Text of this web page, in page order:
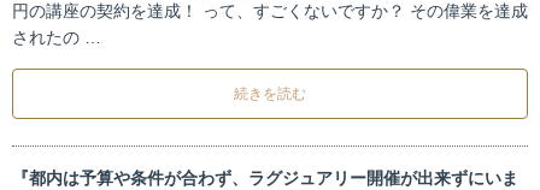
円の講座の契約を達成！ って、すごくないですか？ その偉業を達成
されたの …
続きを読む
『都内は予算や条件が合わず、ラグジュアリー開催が出来ずにいま